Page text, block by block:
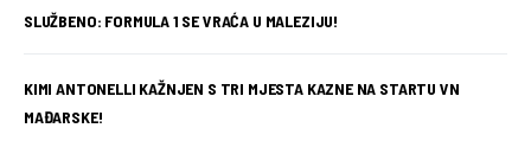
SLUŽBENO: FORMULA 1 SE VRAĆA U MALEZIJU!
KIMI ANTONELLI KAŽNJEN S TRI MJESTA KAZNE NA STARTU VN
MAĐARSKE!